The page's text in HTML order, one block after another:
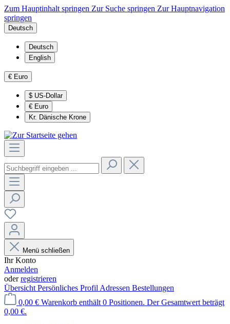
Zum Hauptinhalt springen Zur Suche springen Zur Hauptnavigation
springen
Deutsch
Deutsch
English
€ Euro
$ US-Dollar
€ Euro
Kr. Dänische Krone
Menü schließen
Ihr Konto
Anmelden
oderregistrieren
Übersicht Persönliches Profil Adressen Bestellungen
0,00 € Warenkorb enthält 0 Positionen. Der Gesamtwert beträgt
0,00 €.